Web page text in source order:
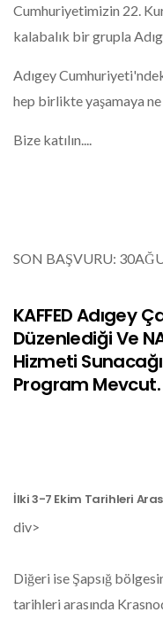
Cumhuriyetimizin 22.
kalabalık bir grupla
Adıgey
hep birlikte yaşamaya
Bize katılın....
SON BAŞVURU:
KAFFED Adıgey
Düzenlediği Ve
Hizmeti
Program Mevcut.
İlki 3-7 Ekim Tarihleri
div>
Diğeri ise Şapsığ
tarihleri arasında